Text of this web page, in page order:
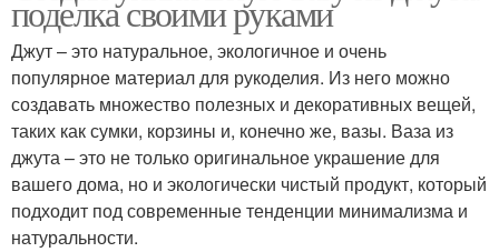
поделка своими руками
Джут – это натуральное, экологичное и очень
популярное материал для рукоделия. Из него можно
создавать множество полезных и декоративных вещей,
таких как сумки, корзины и, конечно же, вазы. Ваза из
джута – это не только оригинальное украшение для
вашего дома, но и экологически чистый продукт, который
подходит под современные тенденции минимализма и
натуральности.